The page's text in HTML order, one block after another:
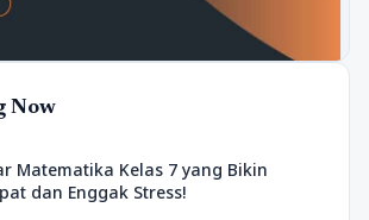
Now
Matematika Kelas 7 yang Bikin
dan Enggak Stress!